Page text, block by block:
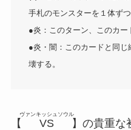
手札のモンスターを１体ず
●炎：このターン、このカー
●炎・闇：このカードと同
壊する。
【 VS
ヴァンキッシュソウル
】の貴重な